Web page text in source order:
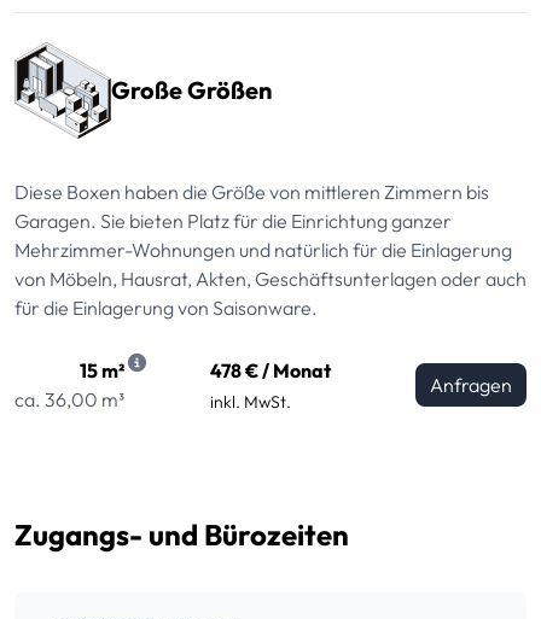
Große Größen
Diese Boxen haben die Größe von mittleren Zimmern bis
Garagen. Sie bieten Platz für die Einrichtung ganzer
Mehrzimmer-Wohnungen und natürlich für die Einlagerung
von Möbeln, Hausrat, Akten, Geschäftsunterlagen oder auch
für die Einlagerung von Saisonware.
15 m²
ca. 36,00 m³
478 € / Monat
inkl. MwSt.
Anfragen
Zugangs- und Bürozeiten